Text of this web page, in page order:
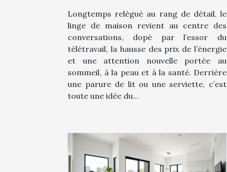
Longtemps relégué au rang de détail, le
linge de maison revient au centre des
conversations, dopé par l’essor du
télétravail, la hausse des prix de l’énergie
et une attention nouvelle portée au
sommeil, à la peau et à la santé. Derrière
une parure de lit ou une serviette, c’est
toute une idée du...